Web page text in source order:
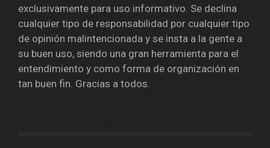
exclusivamente para uso informativo. Se declina
cualquier tipo de responsabilidad por cualquier tipo
de opinión malintencionada y se insta a la gente a
su buen uso, siendo una gran herramienta para el
entendimiento y como forma de organización en
tan buen fin. Gracias a todos.